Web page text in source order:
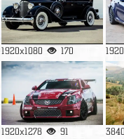
1920x1080 170
1920x1278 91